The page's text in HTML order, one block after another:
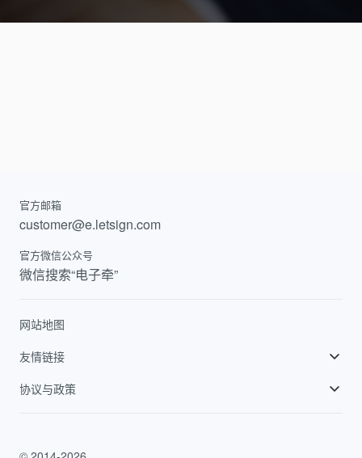
有人没有履行双方合同规定的义务。（四）证书的安全性不能得到保
证。（五）法律、行政法规规定的其他情况。 文章来源：电子牵
官方邮箱
customer@e.letsign.com
官方微信公众号
微信搜索“电子牵”
网站地图
友情链接
飞书
抖音
协议与政策
电子牵服务等级协议